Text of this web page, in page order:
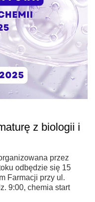
z biologii i
przez
odbędzie się 15
Farmacji przy ul.
9:00, chemia start